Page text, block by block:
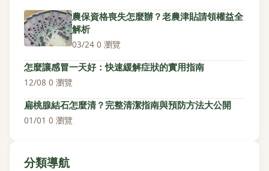
農保資格喪失怎麼辦？老農津貼請領權益全
解析
03/24·0 瀏覽
怎麼讓感冒一天好：快速緩解症狀的實用指南
12/08·0 瀏覽
扁桃腺結石怎麼清？完整清潔指南與預防方法大公開
01/01 ·0 瀏覽
分類導航